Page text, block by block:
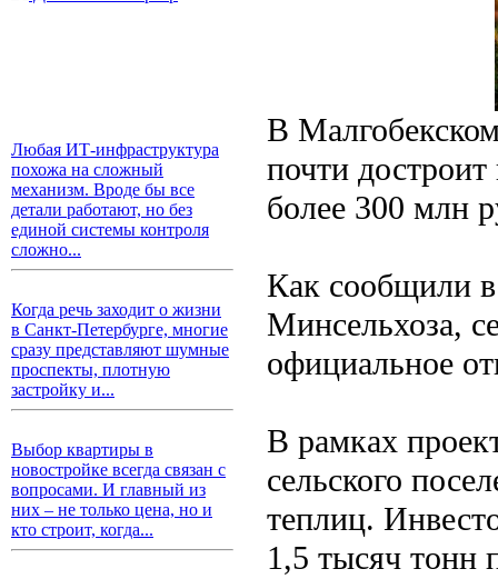
Любая ИТ-инфраструктура
похожа на сложный
механизм. Вроде бы все
детали работают, но без
единой системы контроля
сложно...
Когда речь заходит о жизни
в Санкт-Петербурге, многие
сразу представляют шумные
проспекты, плотную
застройку и...
Выбор квартиры в
новостройке всегда связан с
вопросами. И главный из
них – не только цена, но и
кто строит, когда...
В
почти
более 300 млн
Как сообщили в
Минсельхоза,
официальное
В рамках
сельского
теплиц.
1,5 тысяч тонн